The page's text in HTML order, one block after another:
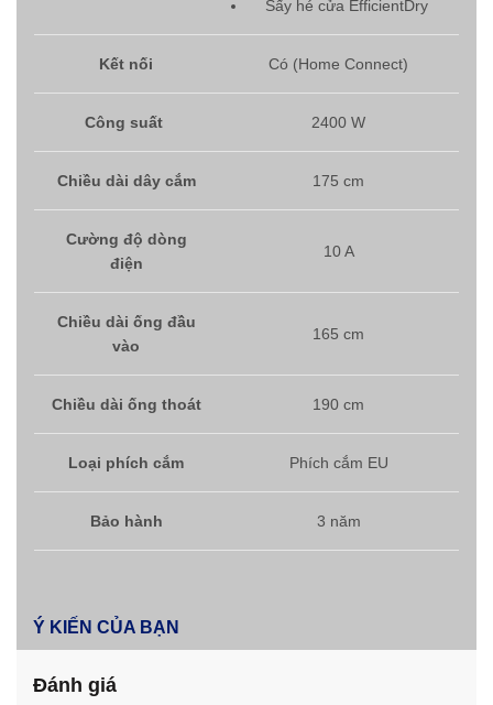
Sấy hé cửa EfficientDry
Kết nối Có (Home Connect)
Công suất 2400 W
Chiều dài dây cắm 175 cm
Cường độ dòng
điện
10 A
Chiều dài ống đầu
vào
165 cm
Chiều dài ống thoát 190 cm
Loại phích cắm Phích cắm EU
Bảo hành 3 năm
Ý KIẾN CỦA BẠN
Đánh giá